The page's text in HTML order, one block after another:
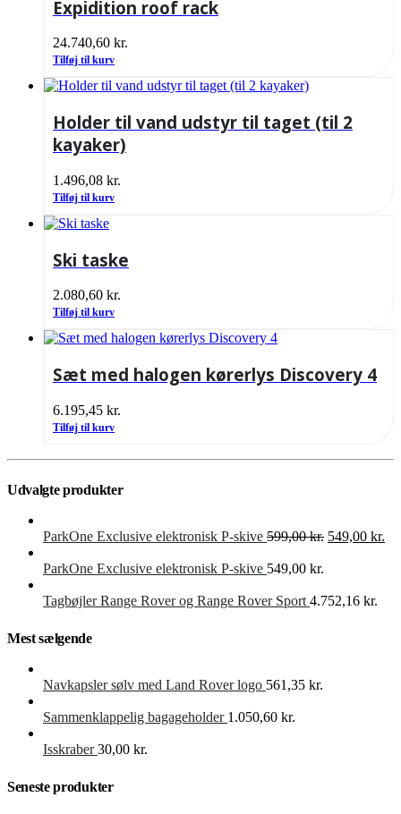
Expidition roof rack
24.740,60 kr.
Tilføj til kurv
Holder til vand udstyr til taget (til 2
kayaker)
1.496,08 kr.
Tilføj til kurv
Ski taske
2.080,60 kr.
Tilføj til kurv
Sæt med halogen kørerlys Discovery 4
6.195,45 kr.
Tilføj til kurv
Udvalgte produkter
ParkOne Exclusive elektronisk P-skive 599,00kr. Den
599,00 kr..
549,00 kr.
ParkOne Exclusive elektronisk P-skive 549,00 kr.
Tagbøjler Range Rover og Range Rover Sport 4.752,16 kr.
Mest sælgende
Navkapsler sølv med Land Rover logo 561,35 kr.
Sammenklappelig bagageholder 1.050,60 kr.
Isskraber 30,00 kr.
Seneste produkter